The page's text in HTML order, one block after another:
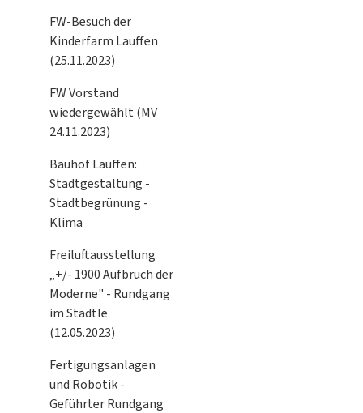
FW-Besuch der
Kinderfarm Lauffen
(25.11.2023)
FW Vorstand
wiedergewählt (MV
24.11.2023)
Bauhof Lauffen:
Stadtgestaltung -
Stadtbegrünung -
Klima
Freiluftausstellung
„+/- 1900 Aufbruch der
Moderne" - Rundgang
im Städtle
(12.05.2023)
Fertigungsanlagen
und Robotik -
Geführter Rundgang